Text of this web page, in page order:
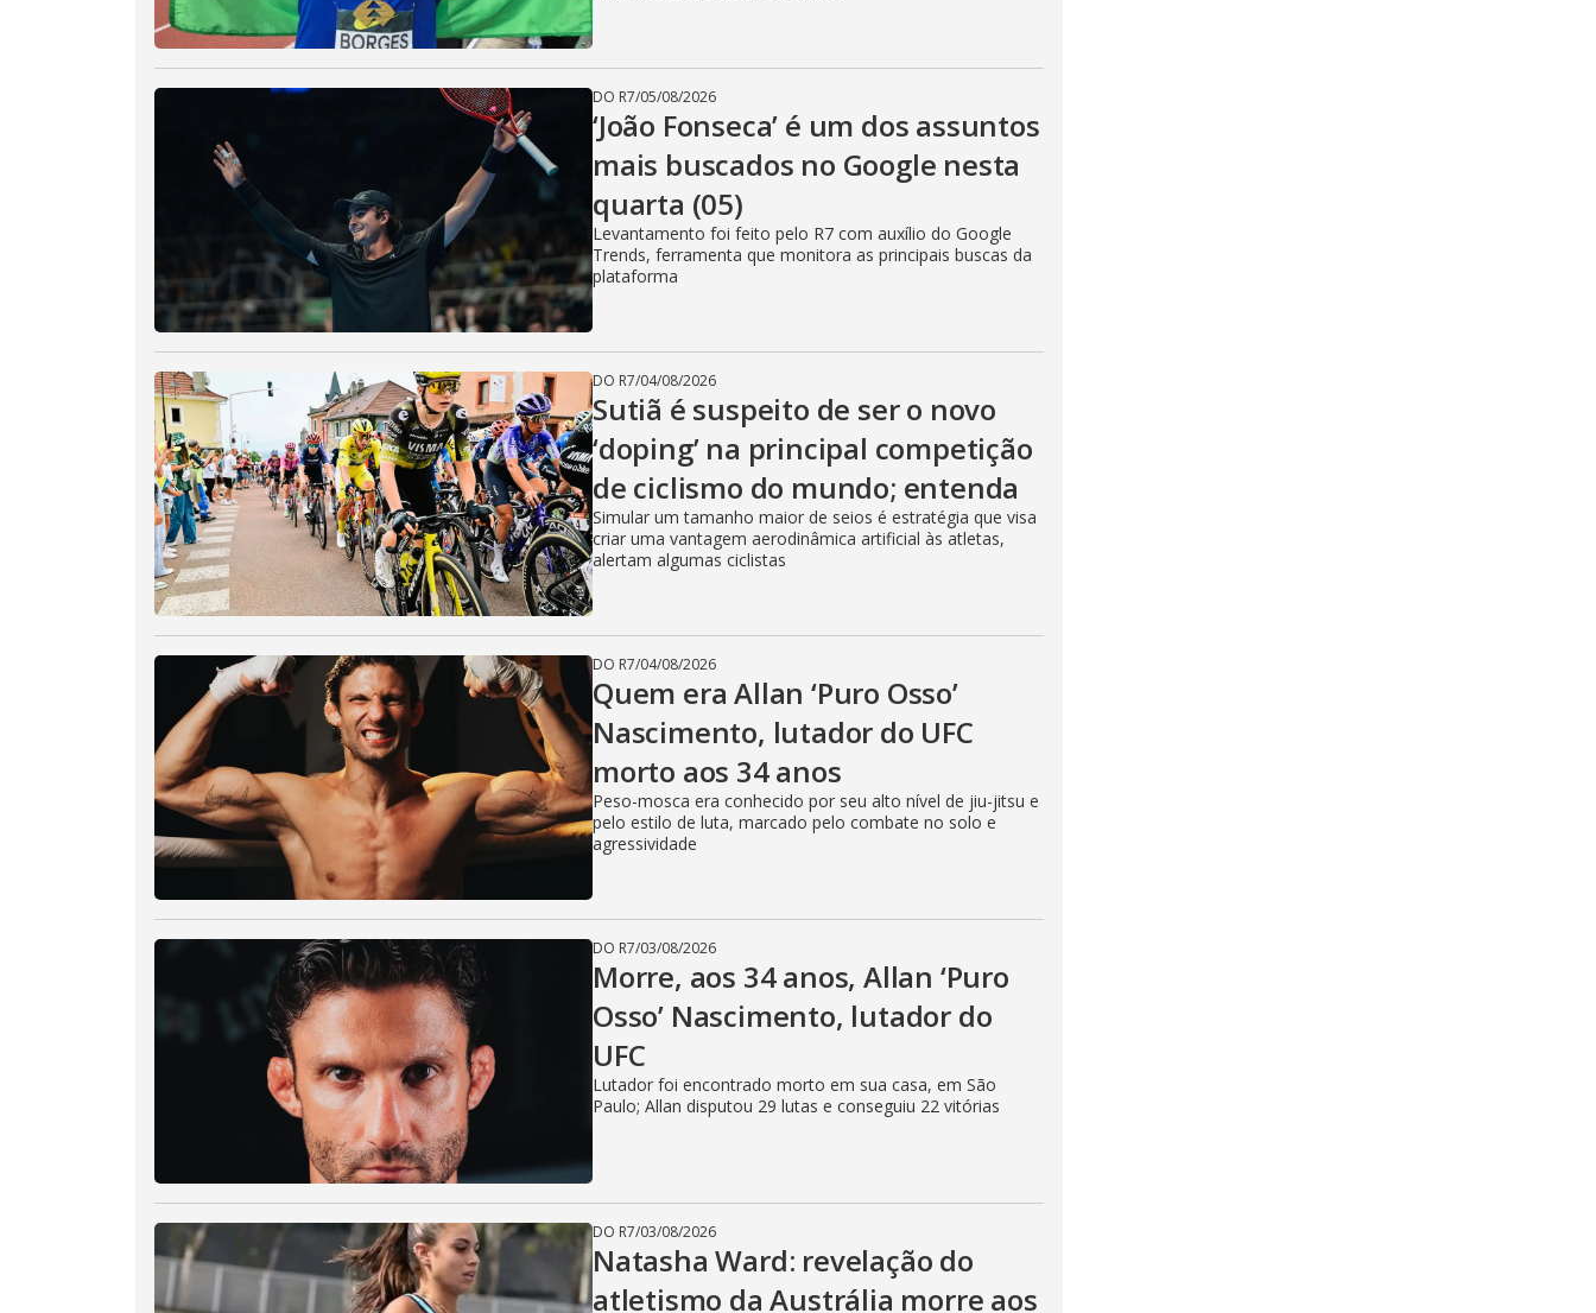
DO R7/05/08/2026
‘João Fonseca’ é um dos assuntos
mais buscados no Google nesta
quarta (05)
Levantamento foi feito pelo R7 com auxílio do Google
Trends, ferramenta que monitora as principais buscas da
plataforma
DO R7/04/08/2026
Sutiã é suspeito de ser o novo
‘doping’ na principal competição
de ciclismo do mundo; entenda
Simular um tamanho maior de seios é estratégia que visa
criar uma vantagem aerodinâmica artificial às atletas,
alertam algumas ciclistas
DO R7/04/08/2026
Quem era Allan ‘Puro Osso’
Nascimento, lutador do UFC
morto aos 34 anos
Peso-mosca era conhecido por seu alto nível de jiu-jitsu e
pelo estilo de luta, marcado pelo combate no solo e
agressividade
DO R7/03/08/2026
Morre, aos 34 anos, Allan ‘Puro
Osso’ Nascimento, lutador do
UFC
Lutador foi encontrado morto em sua casa, em São
Paulo; Allan disputou 29 lutas e conseguiu 22 vitórias
DO R7/03/08/2026
Natasha Ward: revelação do
atletismo da Austrália morre aos